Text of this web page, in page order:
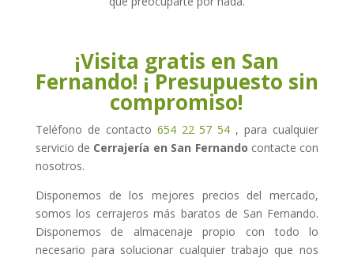
¡Visita gratis en San
Fernando! ¡ Presupuesto sin
compromiso!
Teléfono de contacto 654 22 57 54 , para cualquier
servicio de Cerrajería en San Fernando contacte con
nosotros.
Disponemos de los mejores precios del mercado,
somos los cerrajeros más baratos de San Fernando.
Disponemos de almacenaje propio con todo lo
necesario para solucionar cualquier trabajo que nos